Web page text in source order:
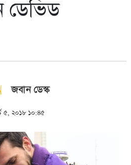
ডেভিড
জবান ডেস্ক
৫, ২০১৮ ১০:৪৫